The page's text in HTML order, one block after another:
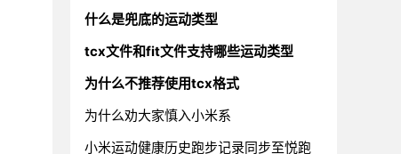
什么是兜底的运动类型
tcx文件和fit文件支持哪些运动类型
为什么不推荐使用tcx格式
为什么劝大家慎入小米系
小米运动健康历史跑步记录同步至悦跑